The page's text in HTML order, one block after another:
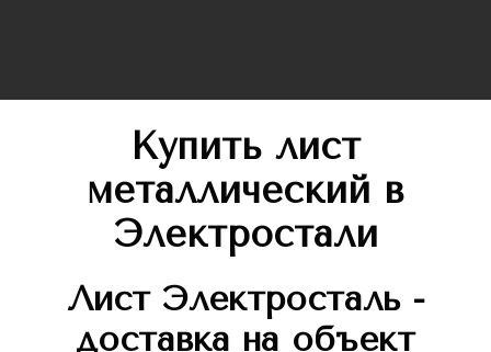
Купить лист
металлический в
Электростали
ЛистЭлектросталь -
доставка на объект